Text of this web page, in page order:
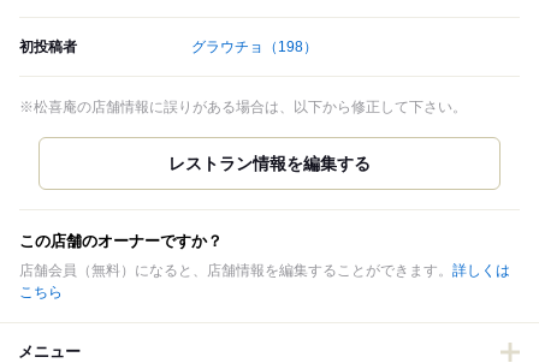
初投稿者 グラウチョ （198）
※松喜庵の店舗情報に誤りがある場合は、以下から修正して下さい。
この店舗のオーナーですか？
店舗会員（無料）になると、店舗情報を編集することができます。 詳しくは
こちら
メニュー